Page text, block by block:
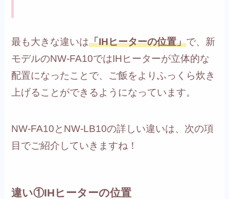
最も大きな違いは「IHヒーターの位置」で、新
モデルのNW-FA10ではIHヒーターが立体的な
配置になったことで、ご飯をよりふっくら炊き
上げることができるようになっています。
NW-FA10とNW-LB10の詳しい違いは、次の項
目でご紹介していきますね！
違い①IHヒーターの位置